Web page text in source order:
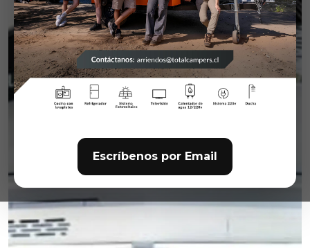
Escríbenos por Email